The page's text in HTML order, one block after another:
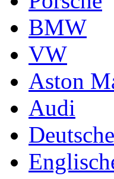
BMW
VW
Aston
Audi